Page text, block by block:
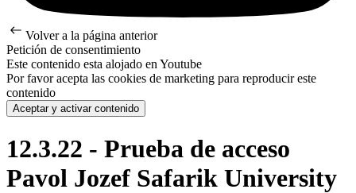
Volver a la página anterior
Petición de consentimiento
Este contenido esta alojado en Youtube
Por favor acepta las cookies de marketing para reproducir este
contenido
Aceptar y activar contenido
12.3.22 - Prueba de acceso
Pavol Jozef Safarik University